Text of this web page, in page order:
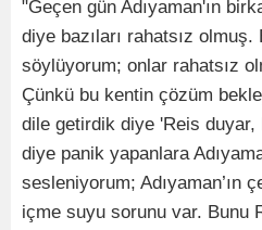
"Geçen gün Adıyaman'ın
diye bazıları rahatsız
söylüyorum; onlar rahatsız
Çünkü bu kentin çözüm
dile getirdik diye 'Reis
diye panik yapanlara
sesleniyorum; Adıyaman’ın
içme suyu sorunu var. Bunu